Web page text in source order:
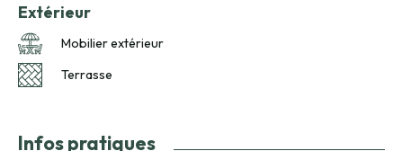
Extérieur
Mobilier extérieur
Terrasse
Infos pratiques